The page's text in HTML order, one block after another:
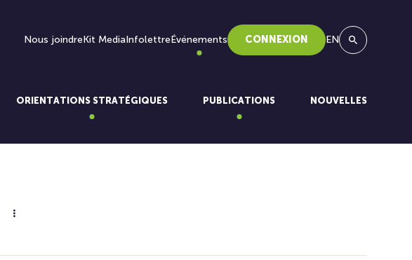
Nous joindreKit MediaInfolettreÉvénements CONNEXION EN
ORIENTATIONS STRATÉGIQUES PUBLICATIONS NOUVELLES